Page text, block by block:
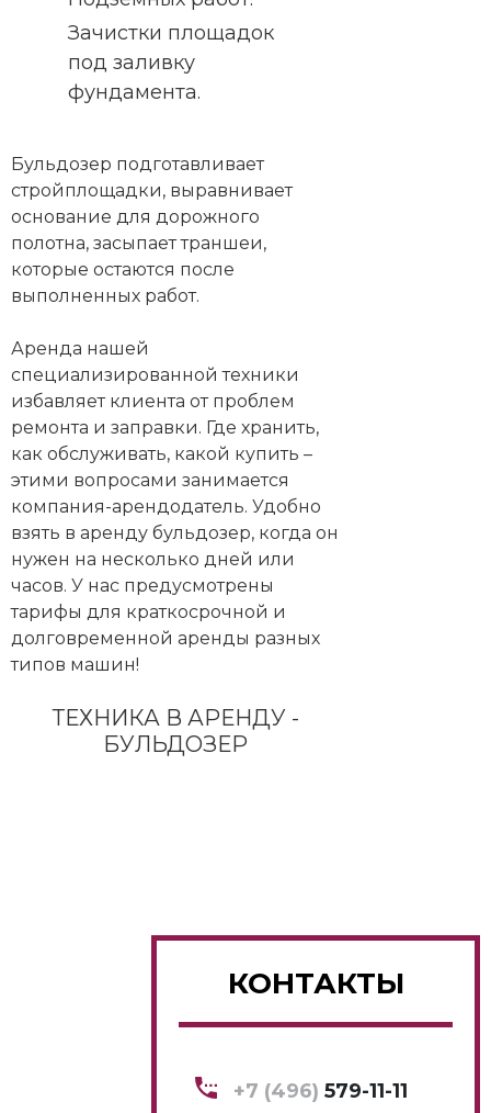
Зачистки площадок
под заливку
фундамента.
Бульдозер подготавливает
стройплощадки, выравнивает
основание для дорожного
полотна, засыпает траншеи,
которые остаются после
выполненных работ.
Аренда нашей
специализированной техники
избавляет клиента от проблем
ремонта и заправки. Где хранить,
как обслуживать, какой купить –
этими вопросами занимается
компания-арендодатель. Удобно
взять в аренду бульдозер, когда он
нужен на несколько дней или
часов. У нас предусмотрены
тарифы для краткосрочной и
долговременной аренды разных
типов машин!
ТЕХНИКА В АРЕНДУ -
БУЛЬДОЗЕР
КОНТАКТЫ
+7 (496) 579-11-11